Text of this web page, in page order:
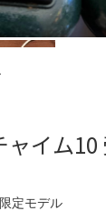
ャイム
定モデル